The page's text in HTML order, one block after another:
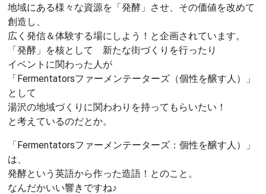
地域にある様々な資源を「発酵」させ、その価値を改めて
創造し、
広く発信＆体験する場にしよう！と企画されています。
「発酵」を核として 新たな街づくりを行ったり
イベントに関わった人が
「Fermentatorsファーメンテーターズ（個性を醸す人）」
として
湯沢の地域づくりに関わわりを持ってもらいたい！
と考えているのだとか。
「Fermentatorsファーメンテーターズ：個性を醸す人）」
は、
発酵という英語から作った造語！とのこと。
なんだかいい響きですね♪